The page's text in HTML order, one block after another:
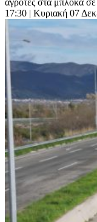
αγρότες στα μπλόκα σε
17:30 | Κυριακή 07